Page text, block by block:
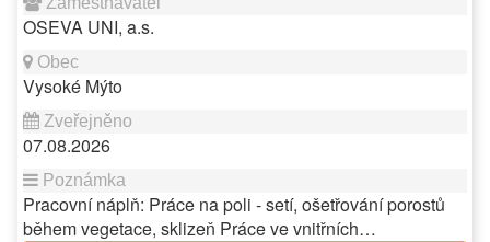
OSEVA UNI, a.s.
Vysoké Mýto
07.08.2026
Pracovní náplň: Práce na poli - setí, ošetřování porostů
během vegetace, sklizeň Práce ve vnitřních…